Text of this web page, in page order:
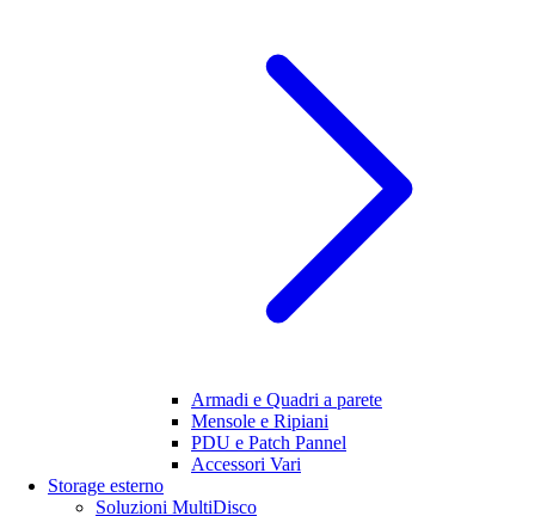
Armadi e Quadri a parete
Mensole e Ripiani
PDU e Patch Pannel
Accessori Vari
Storage esterno
Soluzioni MultiDisco